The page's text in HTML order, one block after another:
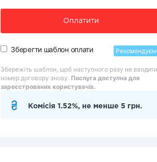
Оплатити
Зберегти шаблон оплати
Збережіть шаблон, щоб наступного разу не вводити
номер договору знову. Послуга доступна для
зареєстрованих користувачів.
Комісія 1.52%, не менше 5 грн.